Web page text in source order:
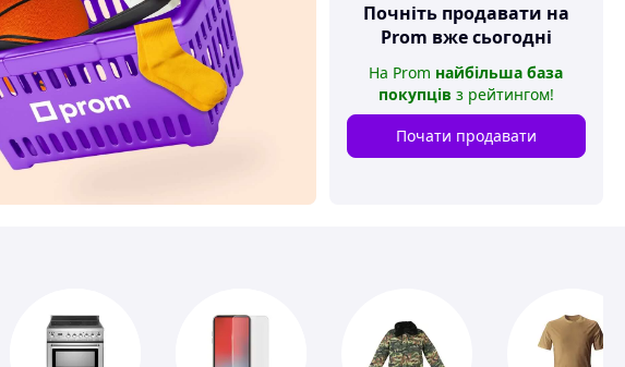
Почніть продавати на
Prom вже сьогодні
На Prom найбільша база
покупців з рейтингом!
Почати продавати